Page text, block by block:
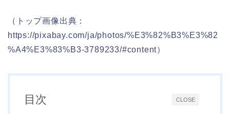
（トップ画像出典：
https://pixabay.com/ja/photos/%E3%82%B3%E3%82
%A4%E3%83%B3-3789233/#content）
CLOSE
目次